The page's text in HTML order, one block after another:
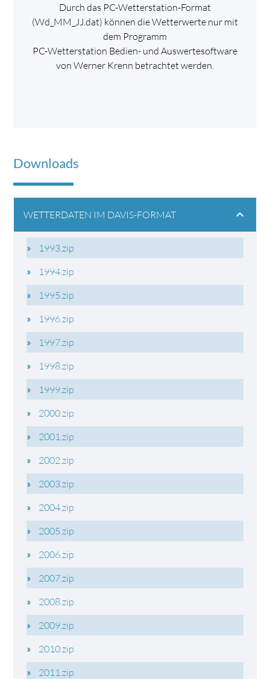
Durch das PC-Wetterstation-Format
(Wd_MM_JJ.dat) können die Wetterwerte nur mit
dem Programm
PC-Wetterstation Bedien- und Auswertesoftware
von Werner Krenn betrachtet werden.
Downloads
WETTERDATEN IM DAVIS-FORMAT
1993.zip
1994.zip
1995.zip
1996.zip
1997.zip
1998.zip
1999.zip
2000.zip
2001.zip
2002.zip
2003.zip
2004.zip
2005.zip
2006.zip
2007.zip
2008.zip
2009.zip
2010.zip
2011.zip